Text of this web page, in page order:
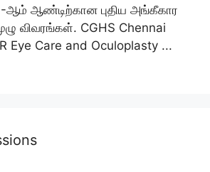
ஆம் ஆண்டிற்கான புதிய அங்கீகார
விவரங்கள். CGHS Chennai
Eye Care and Oculoplasty ...